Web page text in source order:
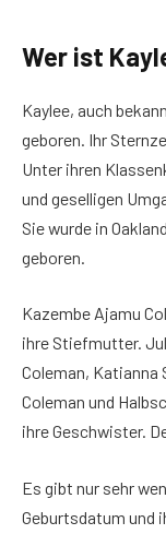
Wer ist
Kaylee, auch
geboren. Ihr
Unter ihren
und geselligen
Sie wurde in
geboren.
Kazembe Ajamu
ihre Stiefmutter.
Coleman, Katianna
Coleman und
ihre Geschwister.
Es gibt nur sehr
Geburtsdatum und